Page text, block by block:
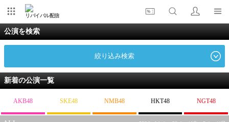
リバイバル配信
公演を検索
絞り込み検索
新着の公演一覧
AKB48 SKE48 NMB48 HKT48 NGT48